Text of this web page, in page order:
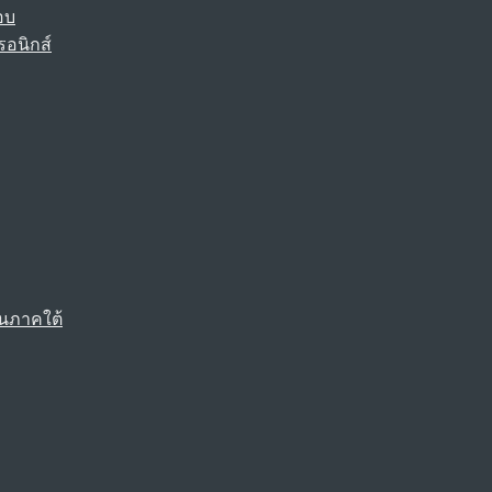
บ
อนิกส์
ภาคใต้